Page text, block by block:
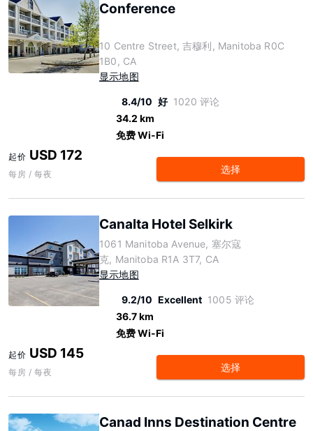
Conference
10 Centre Street, 吉穆利, Manitoba R0C
1B0, CA
显示地图
8.4/10 好 1020 评论
34.2 km
免费 Wi-Fi
起价 USD 172
每房 / 每夜 选择
Canalta Hotel Selkirk
1061 Manitoba Avenue, 塞尔寇
克, Manitoba R1A 3T7, CA
显示地图
9.2/10 Excellent 1005 评论
36.7 km
免费 Wi-Fi
起价 USD 145
每房 / 每夜 选择
Canad Inns Destination Centre